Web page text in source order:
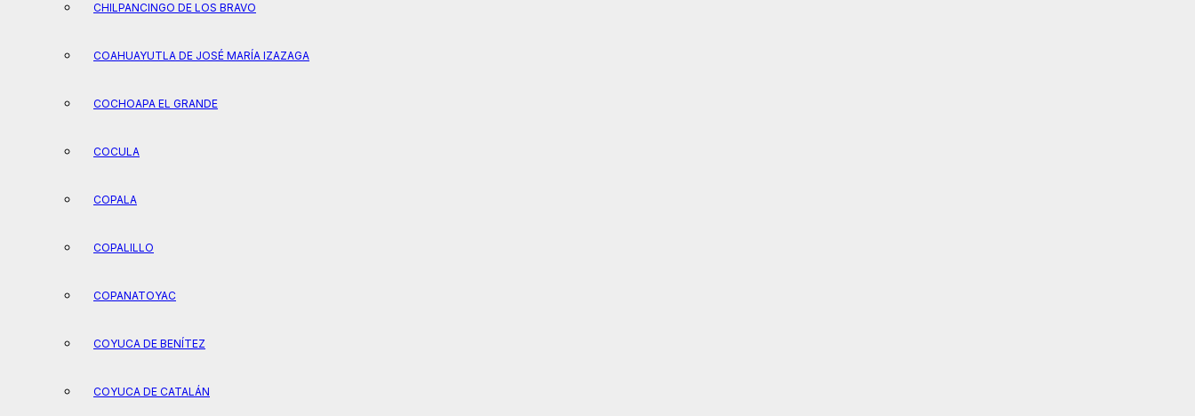
CHILPANCINGO DE LOS BRAVO
COAHUAYUTLA DE JOSÉ MARÍA IZAZAGA
COCHOAPA EL GRANDE
COCULA
COPALA
COPALILLO
COPANATOYAC
COYUCA DE BENÍTEZ
COYUCA DE CATALÁN